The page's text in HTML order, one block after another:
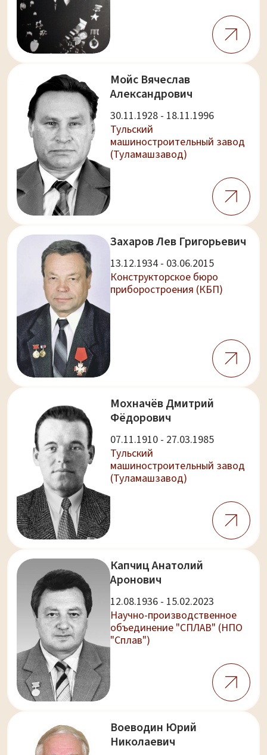
Мойс Вячеслав
Александрович
30.11.1928 - 18.11.1996
Тульский
машиностроительный завод
(Туламашзавод)
Захаров Лев Григорьевич
13.12.1934 - 03.06.2015
Конструкторское бюро
приборостроения (КБП)
Мохначёв Дмитрий
Фёдорович
07.11.1910 - 27.03.1985
Тульский
машиностроительный завод
(Туламашзавод)
Капчиц Анатолий
Аронович
12.08.1936 - 15.02.2023
Научно-производственное
объединение "СПЛАВ" (НПО
"Сплав")
Воеводин Юрий
Николаевич